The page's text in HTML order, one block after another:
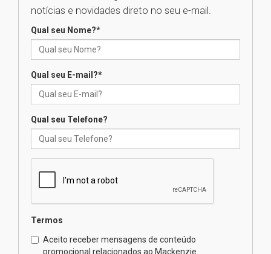
docentes para debater
Professora do Mackenzie é
finalista do Prêmio Jabuti com
04.08.2026
internacionais
03.08.2026
notícias e novidades direto no seu e-mail.
Qual seu Nome?*
Qual seu E-mail?*
Qual seu Telefone?
Termos
Aceito receber mensagens de conteúdo
promocional relacionados ao Mackenzie